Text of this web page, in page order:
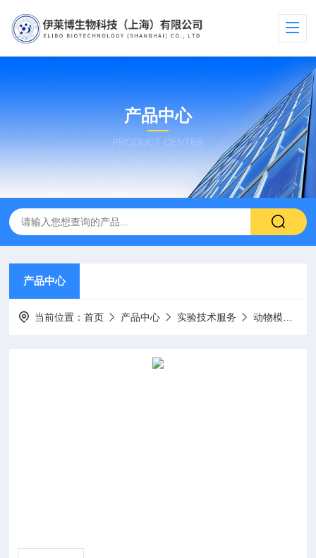
产品中心
PRODUCT CENTER
产品中心
当前位置：首页 产品中心 实验技术服务 动物模型构建